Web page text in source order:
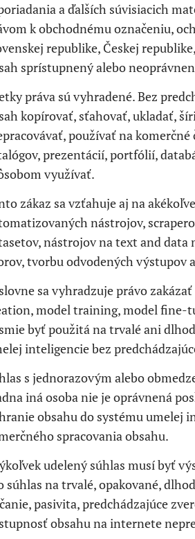
a ďalších súvisiacich
k obchodnému označeniu,
republike, Českej
sprístupnený alebo
práva sú vyhradené. Bez
kopírovať, sťahovať, ukladať,
používať na
prezentácií, portfólií,
využívať.
zákaz sa vzťahuje aj na
nástrojov,
nástrojov na text and
tvorbu odvodených výstupov
sa vyhradzuje právo
model training, model fine-
byť použitá na trvalé ani
inteligencie bez
s jednorazovým alebo
iná osoba nie je oprávnená
obsahu do systému umelej
spracovania obsahu.
udelený súhlas musí byť
súhlas na trvalé, opakované,
pasivita, predchádzajúce
obsahu na internete